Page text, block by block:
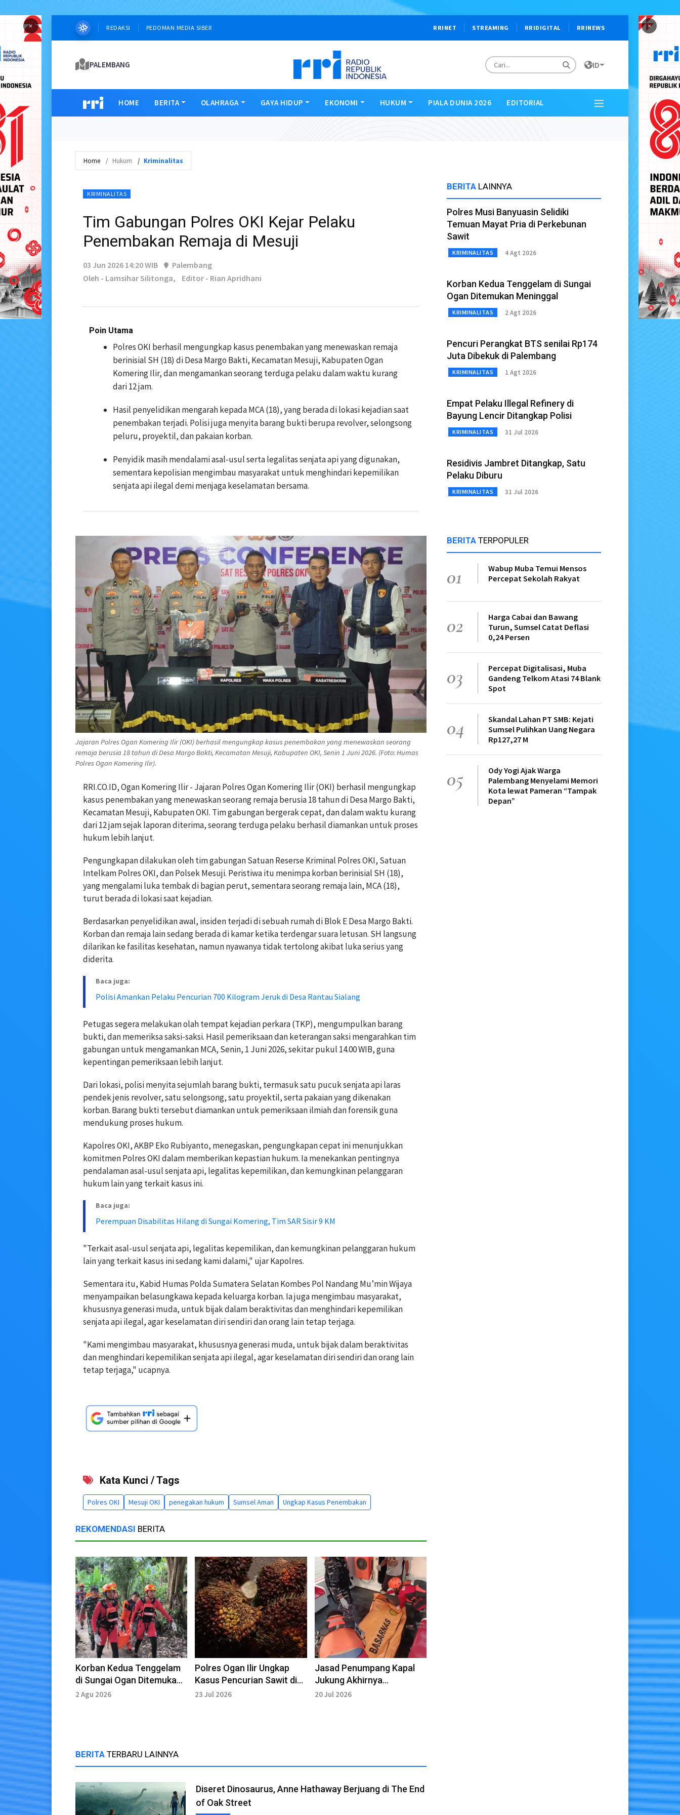
× ×
REDAKSI PEDOMAN MEDIA SIBER RRINET STREAMING RRIDIGITAL RRINEWS
PALEMBANG ID
HOME BERITA OLAHRAGA GAYA HIDUP EKONOMI HUKUM PIALA DUNIA 2026 EDITORIAL
Home Hukum Kriminalitas
KRIMINALITAS
Tim Gabungan Polres OKI Kejar Pelaku
Penembakan Remaja di Mesuji
03 Jun 2026 14:20 WIB
Palembang
Oleh - Lamsihar Silitonga,
Editor - Rian Apridhani
Poin Utama
Polres OKI berhasil mengungkap kasus penembakan yang menewaskan remaja
berinisial SH (18) di Desa Margo Bakti, Kecamatan Mesuji, Kabupaten Ogan
Komering Ilir, dan mengamankan seorang terduga pelaku dalam waktu kurang
dari 12 jam.
Hasil penyelidikan mengarah kepada MCA (18), yang berada di lokasi kejadian saat
penembakan terjadi. Polisi juga menyita barang bukti berupa revolver, selongsong
peluru, proyektil, dan pakaian korban.
Penyidik masih mendalami asal-usul serta legalitas senjata api yang digunakan,
sementara kepolisian mengimbau masyarakat untuk menghindari kepemilikan
senjata api ilegal demi menjaga keselamatan bersama.
Jajaran Polres Ogan Komering Ilir (OKI) berhasil mengungkap kasus penembakan yang menewaskan seorang
remaja berusia 18 tahun di Desa Margo Bakti, Kecamatan Mesuji, Kabupaten OKI, Senin 1 Juni 2026. (Foto: Humas
Polres Ogan Komering Ilir).
RRI.CO.ID, Ogan Komering Ilir - Jajaran Polres Ogan Komering Ilir (OKI) berhasil mengungkap
kasus penembakan yang menewaskan seorang remaja berusia 18 tahun di Desa Margo Bakti,
Kecamatan Mesuji, Kabupaten OKI. Tim gabungan bergerak cepat, dan dalam waktu kurang
dari 12 jam sejak laporan diterima, seorang terduga pelaku berhasil diamankan untuk proses
hukum lebih lanjut.
Pengungkapan dilakukan oleh tim gabungan Satuan Reserse Kriminal Polres OKI, Satuan
Intelkam Polres OKI, dan Polsek Mesuji. Peristiwa itu menimpa korban berinisial SH (18),
yang mengalami luka tembak di bagian perut, sementara seorang remaja lain, MCA (18),
turut berada di lokasi saat kejadian.
Berdasarkan penyelidikan awal, insiden terjadi di sebuah rumah di Blok E Desa Margo Bakti.
Korban dan remaja lain sedang berada di kamar ketika terdengar suara letusan. SH langsung
dilarikan ke fasilitas kesehatan, namun nyawanya tidak tertolong akibat luka serius yang
diderita.
Baca juga:
Polisi Amankan Pelaku Pencurian 700 Kilogram Jeruk di Desa Rantau Sialang
Petugas segera melakukan olah tempat kejadian perkara (TKP), mengumpulkan barang
bukti, dan memeriksa saksi-saksi. Hasil pemeriksaan dan keterangan saksi mengarahkan tim
gabungan untuk mengamankan MCA, Senin, 1 Juni 2026, sekitar pukul 14.00 WIB, guna
kepentingan pemeriksaan lebih lanjut.
Dari lokasi, polisi menyita sejumlah barang bukti, termasuk satu pucuk senjata api laras
pendek jenis revolver, satu selongsong, satu proyektil, serta pakaian yang dikenakan
korban. Barang bukti tersebut diamankan untuk pemeriksaan ilmiah dan forensik guna
mendukung proses hukum.
Kapolres OKI, AKBP Eko Rubiyanto, menegaskan, pengungkapan cepat ini menunjukkan
komitmen Polres OKI dalam memberikan kepastian hukum. Ia menekankan pentingnya
pendalaman asal-usul senjata api, legalitas kepemilikan, dan kemungkinan pelanggaran
hukum lain yang terkait kasus ini.
Baca juga:
Perempuan Disabilitas Hilang di Sungai Komering, Tim SAR Sisir 9 KM
"Terkait asal-usul senjata api, legalitas kepemilikan, dan kemungkinan pelanggaran hukum
lain yang terkait kasus ini sedang kami dalami," ujar Kapolres.
Sementara itu, Kabid Humas Polda Sumatera Selatan Kombes Pol Nandang Mu’min Wijaya
menyampaikan belasungkawa kepada keluarga korban. Ia juga mengimbau masyarakat,
khususnya generasi muda, untuk bijak dalam beraktivitas dan menghindari kepemilikan
senjata api ilegal, agar keselamatan diri sendiri dan orang lain tetap terjaga.
"Kami mengimbau masyarakat, khususnya generasi muda, untuk bijak dalam beraktivitas
dan menghindari kepemilikan senjata api ilegal, agar keselamatan diri sendiri dan orang lain
tetap terjaga," ucapnya.
Kata Kunci / Tags
Polres OKI Mesuji OKI penegakan hukum Sumsel Aman Ungkap Kasus Penembakan
REKOMENDASI BERITA
Korban Kedua Tenggelam
di Sungai Ogan Ditemukan
Meninggal
2 Agu 2026
Polres Ogan Ilir Ungkap
Kasus Pencurian Sawit di
Kecamatan Kandis
23 Jul 2026
Jasad Penumpang Kapal
Jukung Akhirnya
Ditemukan di Musi VI
20 Jul 2026
BERITA TERBARU LAINNYA
Diseret Dinosaurus, Anne Hathaway Berjuang di The End
of Oak Street
BERITA LAINNYA
Polres Musi Banyuasin Selidiki
Temuan Mayat Pria di Perkebunan
Sawit
KRIMINALITAS 4 Agt 2026
Korban Kedua Tenggelam di Sungai
Ogan Ditemukan Meninggal
KRIMINALITAS 2 Agt 2026
Pencuri Perangkat BTS senilai Rp174
Juta Dibekuk di Palembang
KRIMINALITAS 1 Agt 2026
Empat Pelaku Illegal Refinery di
Bayung Lencir Ditangkap Polisi
KRIMINALITAS 31 Jul 2026
Residivis Jambret Ditangkap, Satu
Pelaku Diburu
KRIMINALITAS 31 Jul 2026
BERITA TERPOPULER
01
Wabup Muba Temui Mensos
Percepat Sekolah Rakyat
02
Harga Cabai dan Bawang
Turun, Sumsel Catat Deflasi
0,24 Persen
03
Percepat Digitalisasi, Muba
Gandeng Telkom Atasi 74 Blank
Spot
04
Skandal Lahan PT SMB: Kejati
Sumsel Pulihkan Uang Negara
Rp127,27 M
05
Ody Yogi Ajak Warga
Palembang Menyelami Memori
Kota lewat Pameran “Tampak
Depan”